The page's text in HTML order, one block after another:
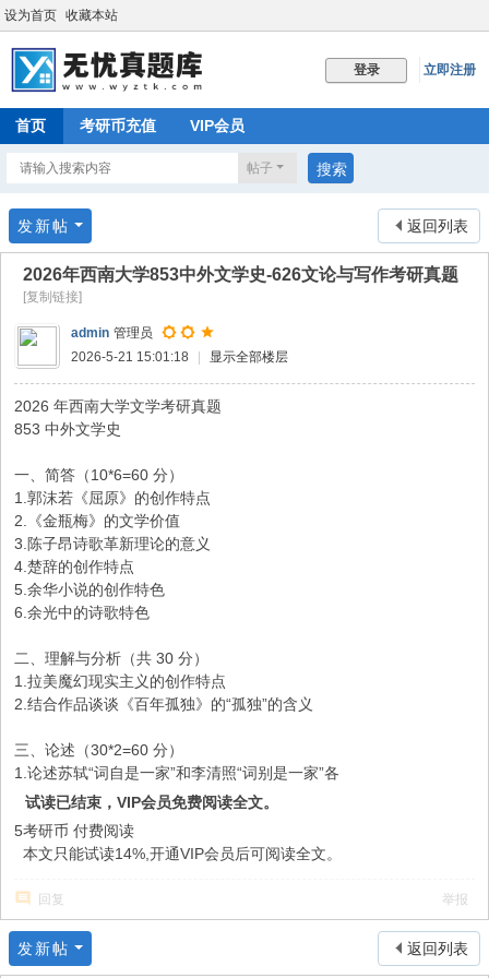
设为首页 收藏本站
登录 立即注册
首页 考研币充值 VIP会员
帖子 搜索
返回列表
发新帖
2026年西南大学853中外文学史-626文论与写作考研真题
[复制链接]
admin 管理员
2026-5-21 15:01:18
显示全部楼层
2026 年西南大学文学考研真题
853 中外文学史
一、简答（10*6=60 分）
1.郭沫若《屈原》的创作特点
2.《金瓶梅》的文学价值
3.陈子昂诗歌革新理论的意义
4.楚辞的创作特点
5.余华小说的创作特色
6.余光中的诗歌特色
二、理解与分析（共 30 分）
1.拉美魔幻现实主义的创作特点
2.结合作品谈谈《百年孤独》的“孤独”的含义
三、论述（30*2=60 分）
1.论述苏轼“词自是一家”和李清照“词别是一家”各
试读已结束，VIP会员免费阅读全文。
5考研币 付费阅读
本文只能试读14%,开通VIP会员后可阅读全文。
回复 举报
返回列表
发新帖